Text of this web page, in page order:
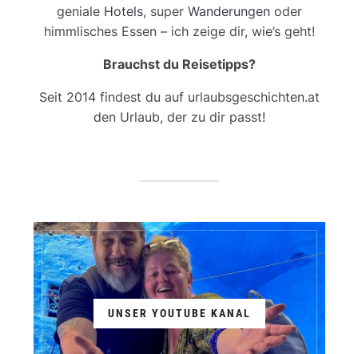
geniale Hotels, super Wanderungenoder
himmlisches Essen – ich zeige dir, wie’s geht!
Brauchst du Reisetipps?
Seit 2014 findest du auf urlaubsgeschichten.at
den Urlaub, der zu dir passt!
UNSER YOUTUBE KANAL